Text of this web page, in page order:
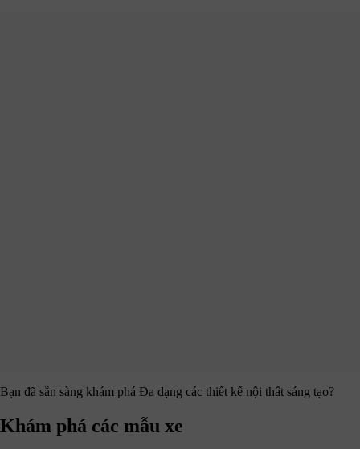
Bạn đã sẵn sàng khám phá Đa dạng các thiết kế nội thất sáng tạo?
Khám phá các mẫu xe